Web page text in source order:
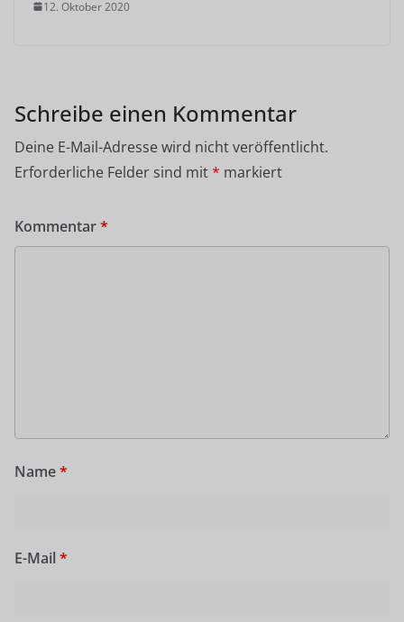
12. Oktober 2020
Schreibe einen Kommentar
Deine E-Mail-Adresse wird nicht veröffentlicht.
Erforderliche Felder sind mit* markiert
Kommentar*
Name*
E-Mail *